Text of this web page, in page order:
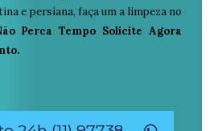
e persiana, faça um a limpeza no
Perca Tempo Solicite Agora